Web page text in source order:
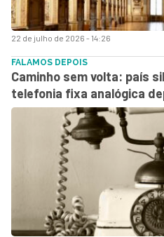
22 de julho de 2026 - 14:26
FALAMOS DEPOIS
Caminho sem volta: país
telefonia fixa analógica